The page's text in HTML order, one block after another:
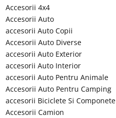
Accesorii 4x4
Accesorii Auto
accesorii Auto Copii
Accesorii Auto Diverse
accesorii Auto Exterior
accesorii Auto Interior
accesorii Auto Pentru Animale
Accesorii Auto Pentru Camping
accesorii Biciclete Si Componete
Accesorii Camion